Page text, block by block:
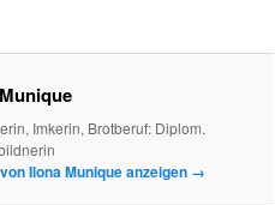
Imkerin, Brotberuf: Diplom.
Ilona Munique anzeigen →